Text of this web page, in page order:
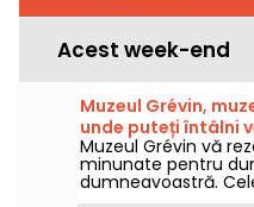
Acest week-end
Muzeul Grévin,
unde puteți întâlni
Muzeul Grévin vă
minunate pentru
dumneavoastră.
bulevardul